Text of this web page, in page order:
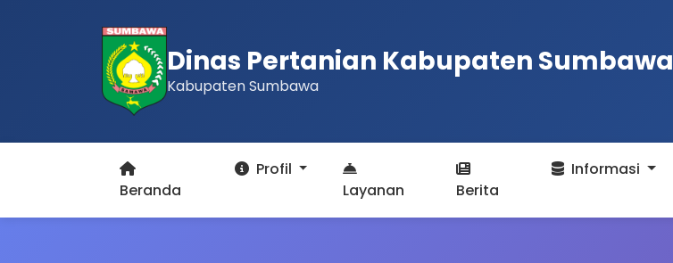
Dinas Pertanian Kabupaten Sumbawa
Kabupaten Sumbawa
Beranda
Profil
Layanan
Berita
Informasi